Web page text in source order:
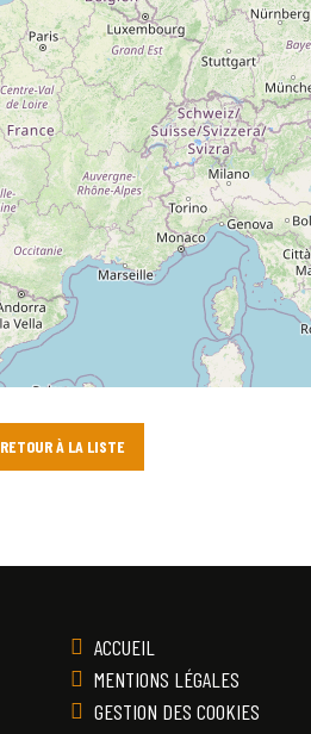
RETOUR À LA LISTE
ACCUEIL
MENTIONS LÉGALES
GESTION DES COOKIES